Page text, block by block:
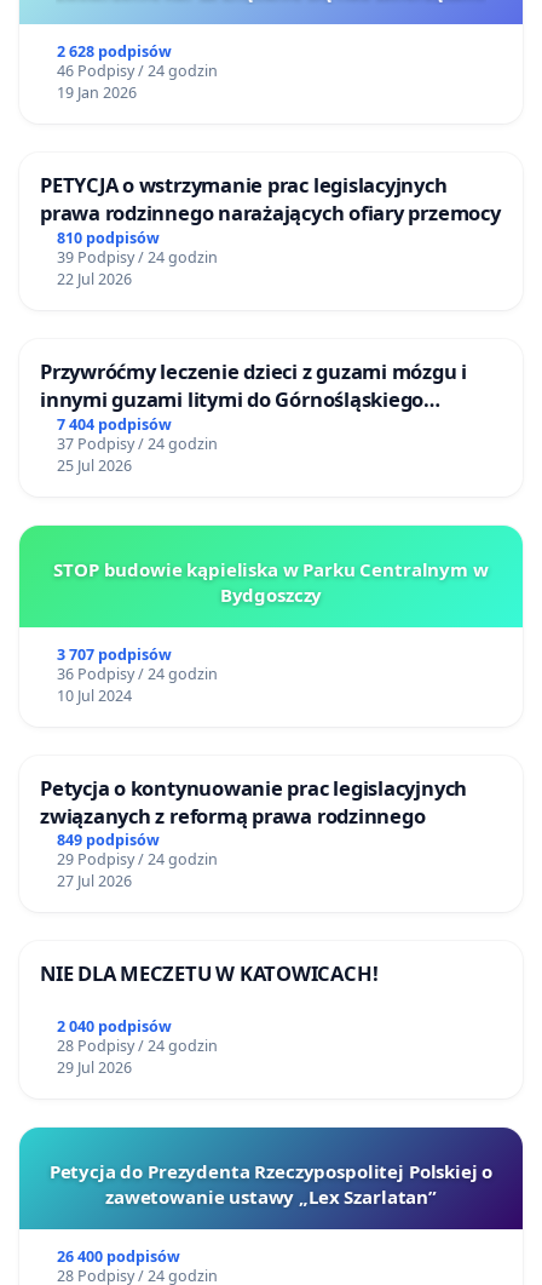
2 628 podpisów
46 Podpisy / 24 godzin
19 Jan 2026
PETYCJA o wstrzymanie prac legislacyjnych
prawa rodzinnego narażających ofiary przemocy
810 podpisów
39 Podpisy / 24 godzin
22 Jul 2026
Przywróćmy leczenie dzieci z guzami mózgu i
innymi guzami litymi do Górnośląskiego
Centrum Zdrowia Dziecka w Katowicach
7 404 podpisów
37 Podpisy / 24 godzin
25 Jul 2026
STOP budowie kąpieliska w Parku Centralnym w
Bydgoszczy
3 707 podpisów
36 Podpisy / 24 godzin
10 Jul 2024
Petycja o kontynuowanie prac legislacyjnych
związanych z reformą prawa rodzinnego
849 podpisów
29 Podpisy / 24 godzin
27 Jul 2026
NIE DLA MECZETU W KATOWICACH!
2 040 podpisów
28 Podpisy / 24 godzin
29 Jul 2026
Petycja do Prezydenta Rzeczypospolitej Polskiej o
zawetowanie ustawy „Lex Szarlatan”
26 400 podpisów
28 Podpisy / 24 godzin